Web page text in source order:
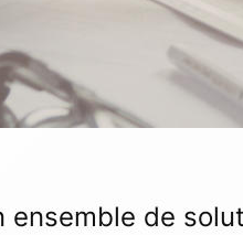
ensemble de